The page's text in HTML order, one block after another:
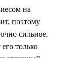
на
поэтому
сильное.
только